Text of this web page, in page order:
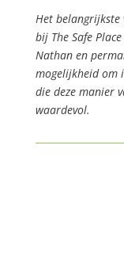
Het
bij The Safe
Nathan en
mogelijkheid om
die deze manier
waardevol.